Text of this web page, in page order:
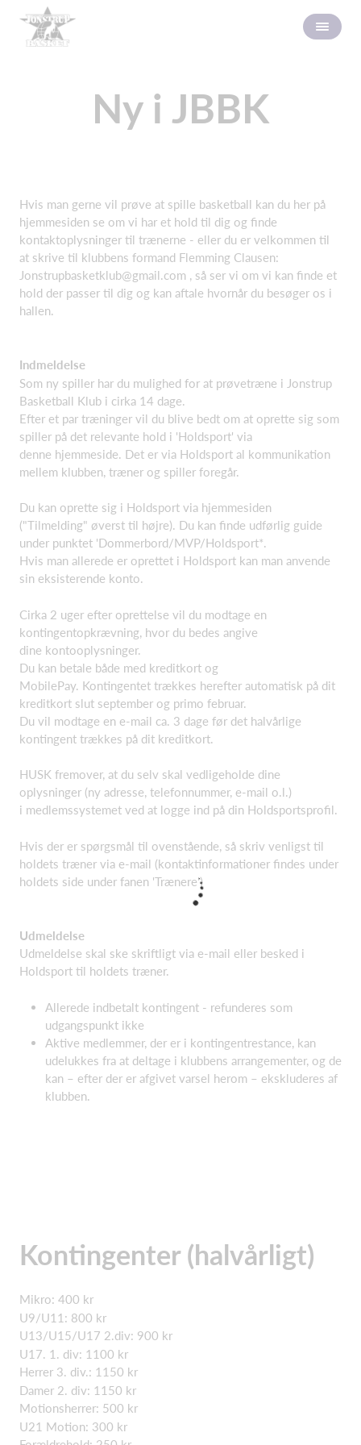
Ny i JBBK
Hvis man gerne vil prøve at spille basketball kan du her på
hjemmesiden se om vi har et hold til dig og finde
kontaktoplysninger til trænerne - eller du er velkommen til
at skrive til klubbens formand Flemming Clausen:
Jonstrupbasketklub@gmail.com , så ser vi om vi kan finde et
hold der passer til dig og kan aftale hvornår du besøger os i
hallen.
Indmeldelse
Som ny spiller har du mulighed for at prøvetræne i Jonstrup
Basketball Klub i cirka 14 dage.
Efter et par træninger vil du blive bedt om at oprette sig som
spiller på det relevante hold i 'Holdsport' via
denne hjemmeside. Det er via Holdsport al kommunikation
mellem klubben, træner og spiller foregår.
Du kan oprette sig i Holdsport via hjemmesiden
("Tilmelding" øverst til højre). Du kan finde udførlig guide
under punktet 'Dommerbord/MVP/Holdsport*.
Hvis man allerede er oprettet i Holdsport kan man anvende
sin eksisterende konto.
Cirka 2 uger efter oprettelse vil du modtage en
kontingentopkrævning, hvor du bedes angive
dine kontooplysninger.
Du kan betale både med kreditkort og
MobilePay. Kontingentet trækkes herefter automatisk på dit
kreditkort slut september og primo februar.
Du vil modtage en e-mail ca. 3 dage før det halvårlige
kontingent trækkes på dit kreditkort.
HUSK fremover, at du selv skal vedligeholde dine
oplysninger (ny adresse, telefonnummer, e-mail o.l.)
i medlemssystemet ved at logge ind på din Holdsportsprofil.
Hvis der er spørgsmål til ovenstående, så skriv venligst til
holdets træner via e-mail (kontaktinformationer findes under
holdets side under fanen 'Trænere')
Udmeldelse
Udmeldelse skal ske skriftligt via e-mail eller besked i
Holdsport til holdets træner.
Allerede indbetalt kontingent - refunderes som
udgangspunkt ikke
Aktive medlemmer, der er i kontingentrestance, kan
udelukkes fra at deltage i klubbens arrangementer, og de
kan – efter der er afgivet varsel herom – ekskluderes af
klubben.
Kontingenter (halvårligt)
Mikro: 400 kr
U9/U11: 800 kr
U13/U15/U17 2.div: 900 kr
U17. 1. div: 1100 kr
Herrer 3. div.: 1150 kr
Damer 2. div: 1150 kr
Motionsherrer: 500 kr
U21 Motion: 300 kr